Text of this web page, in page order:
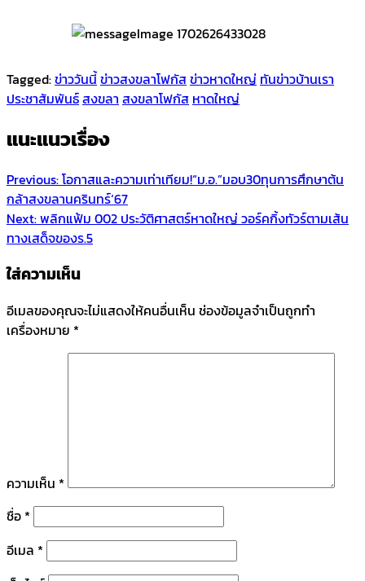
Tagged:ข่าววันนี้ข่าวสงขลาโฟกัสข่าวหาดใหญ่ ทันข่าวบ้านเรา
ประชาสัมพันธ์สงขลา สงขลาโฟกัส หาดใหญ่
แนะแนวเรื่อง
Previous:โอกาสและความเท่าเทียม!“ม.อ.”มอบ30ทุนการศึกษาต้น
กล้าสงขลานครินทร์‘67
Next:พลิกแฟ้ม 002 ประวัติศาสตร์หาดใหญ่ วอร์คกิ้งทัวร์ตามเส้น
ทางเสด็จของร.5
ใส่ความเห็น
อีเมลของคุณจะไม่แสดงให้คนอื่นเห็น ช่องข้อมูลจำเป็นถูกทำ
เครื่องหมาย *
ความเห็น *
ชื่อ *
อีเมล *